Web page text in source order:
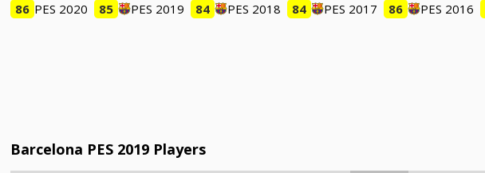
86 PES 2020 85 PES 2019 84 PES 2018 84 PES 2017 86 PES 2016
Barcelona PES 2019 Players